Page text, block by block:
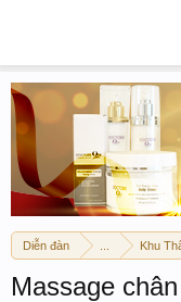
Diễn đàn Khu
Massage